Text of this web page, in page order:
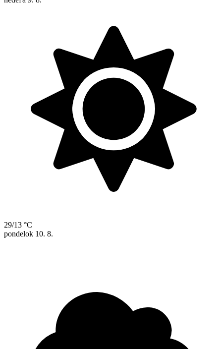
29/13 °C
pondelok 10. 8.